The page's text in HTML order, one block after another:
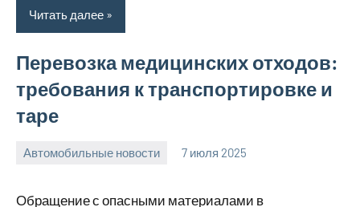
Читать далее
Перевозка медицинских отходов:
требования к транспортировке и
таре
Автомобильные новости 7 июля 2025
Обращение с опасными материалами в